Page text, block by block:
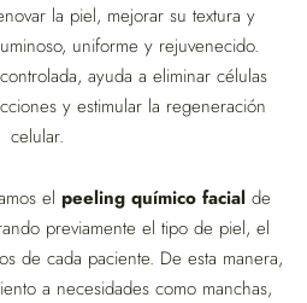
la piel, mejorar su textura y
uniforme y rejuvenecido.
ayuda a eliminar células
y estimular la regeneración
celular.
el peeling químico facialde
previamente el tipo de piel, el
de cada paciente. De esta manera,
a necesidades como manchas,